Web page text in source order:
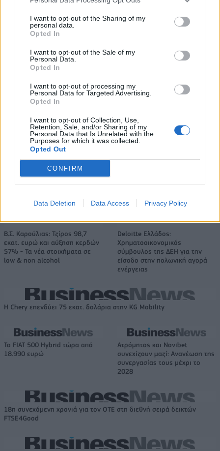
I want to opt-out of the Sharing of my
personal data.
Opted In
I want to opt-out of the Sale of my
Personal Data.
Opted In
I want to opt-out of processing my
Personal Data for Targeted Advertising.
Opted In
I want to opt-out of Collection, Use,
Retention, Sale, and/or Sharing of my
Personal Data that Is Unrelated with the
Purposes for which it was collected.
Opted Out
CONFIRM
Data Deletion Data Access Privacy Policy
Η Toyota φέρνει νέα γενιά
μπαταριών για τα υβριδικά της
Σε κινεζική… πολιορκία η
Μισιακός: «Ο προπονητής είναι
υπεύθυνος και αναλαμβάνω την
Ο Γιάννης Αγραβάνης στον Βίκο
Ιωαννίνων
Ελληνική Αναπτυξιακή Τράπεζα: Με «προίκα» 2 δισ. ευρώ ανοίγει
δρόμο για δάνεια έως 5 δισ. σε μικρομεσαίες
Β.Σ. Καρούλιας: Τζίρος 98,7
εκατ. ευρώ και αύξηση κερδών
57% - Τα νέα στοιχήματα σε
low & non alcohol
Deloitte Ελλάδος:
Χρηματοοικονομικός
σύμβουλος της ΔΕΗ για την
είσοδο στην πολωνική αγορά
ενέργειας
Η Chery επενδύει 75 εκατ. δολάρια στην KG Mobility
Το FIAT 500 Hybrid τώρα από
18.990 ευρώ
Ατρόμητος και Novibet
συνεχίζουν μαζί: Ανανέωση της
συνεργασίας τους μέχρι το
2028
18η συνεχόμενη χρονιά για τον ΟΤΕ στη διεθνή σειρά δεικτών
FTSE4Good